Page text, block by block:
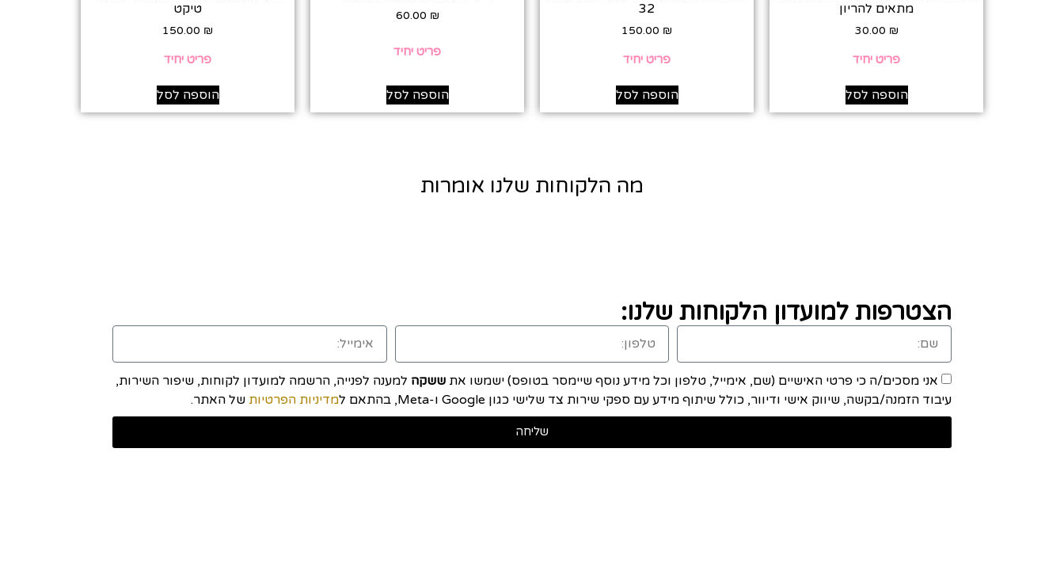
מתאים להריון
30.00 ₪
פריט יחיד
הוספה לסל
32
150.00 ₪
פריט יחיד
הוספה לסל
60.00 ₪
פריט יחיד
הוספה לסל
טיקט
150.00 ₪
פריט יחיד
הוספה לסל
מה הלקוחות שלנו אומרות
הצטרפות למועדון הלקוחות שלנו:
אני מסכים/ה כי פרטי האישיים (שם, אימייל, טלפון וכל מידע נוסף שיימסר בטופס) ישמשו את ששקה למענה לפנייה, הרשמה למועדון לקוחות, שיפור השירות,
עיבוד הזמנה/בקשה, שיווק אישי ודיוור, כולל שיתוף מידע עם ספקי שירות צד שלישי כגון Google ו-Meta, בהתאם ל
מדיניות הפרטיות של האתר.
שליחה